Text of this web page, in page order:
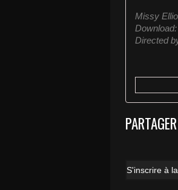
Missy
Directed
S'inscrire à